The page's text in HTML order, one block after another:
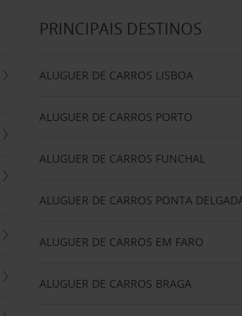
PRINCIPAIS DESTINOS
ALUGUER DE CARROS LISBOA
ALUGUER DE CARROS PORTO
ALUGUER DE CARROS FUNCHAL
ALUGUER DE CARROS PONTA
ALUGUER DE CARROS EM FARO
ALUGUER DE CARROS BRAGA